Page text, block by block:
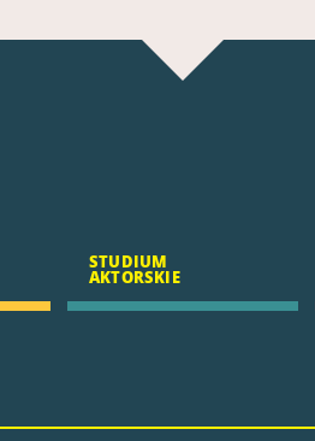
STUDIUM
AKTORSKIE